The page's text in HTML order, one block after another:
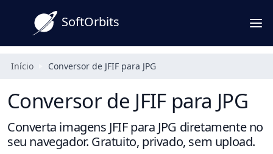
SoftOrbits
Início Conversor de JFIF para JPG
Conversor de JFIF para JPG
Converta imagens JFIF para JPG diretamente no
seu navegador. Gratuito, privado, sem upload.